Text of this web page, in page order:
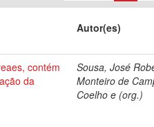
Autor(es)
contém
da
Sousa, José
Monteiro de
Coelho e (org.)